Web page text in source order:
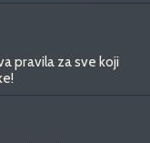
pravila za sve koji